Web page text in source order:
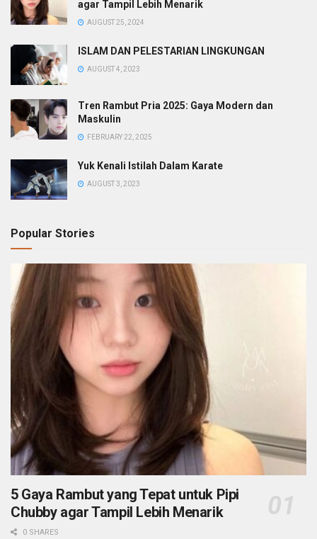
agar Tampil Lebih Menarik
AUGUST 25, 2024
ISLAM DAN PELESTARIAN LINGKUNGAN
AUGUST 4, 2023
Tren Rambut Pria 2025: Gaya Modern dan
Maskulin
FEBRUARY 22, 2025
Yuk Kenali Istilah Dalam Karate
AUGUST 3, 2023
Popular Stories
5 Gaya Rambut yang Tepat untuk Pipi
Chubby agar Tampil Lebih Menarik
0 SHARES